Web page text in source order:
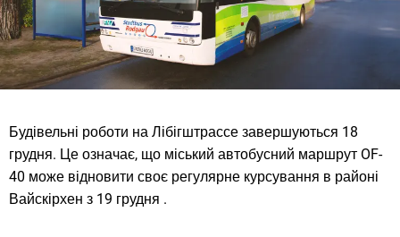
Будівельні роботи на Лібігштрассе завершуються 18
грудня. Це означає, що міський автобусний маршрут OF-
40 може відновити своє регулярне курсування в районі
Вайскірхен з 19 грудня .